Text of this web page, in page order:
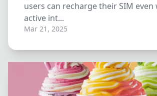
users can recharge their SIM
active int...
Mar 21, 2025